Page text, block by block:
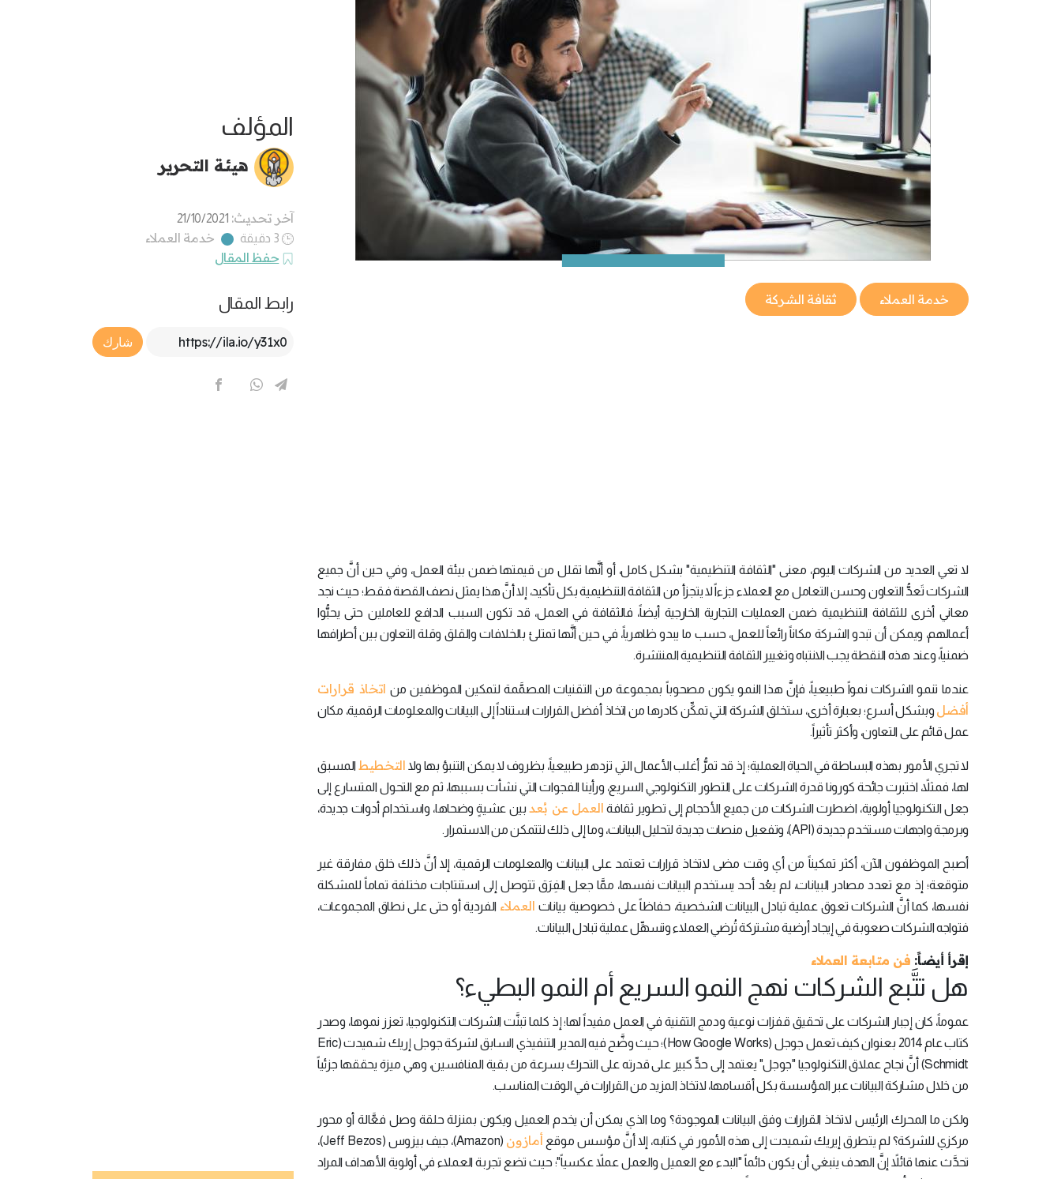
خدمة العملاء ثقافة الشركة
لا تعي العديد من الشركات اليوم، معنى "الثقافة التنظيمية" بشكل كامل، أو أنَّها تقلل من قيمتها ضمن بيئة العمل، وفي حين أنَّ جميع
الشركات تَعدُّ التعاون وحسن التعامل مع العملاء جزءاً لا يتجزأ من الثقافة التنظيمية بكل تأكيد، إلا أنَّ هذا يمثل نصف القصة فقط؛ حيث نجد
معاني أخرى للثقافة التنظيمية ضمن العمليات التجارية الخارجية أيضاً، فالثقافة في العمل، قد تكون السبب الدافع للعاملين حتى يحبُّوا
أعمالهم، ويمكن أن تبدو الشركة مكاناً رائعاً للعمل، حسب ما يبدو ظاهرياً، في حين أنَّها تمتلئ بالخلافات والقلق وقلة التعاون بين أطرافها
ضمنياً، وعند هذه النقطة يجب الانتباه وتغيير الثقافة التنظيمية المنتشرة.
المؤلف
هيئة التحرير
آخر تحديث: 21/10/2021
3 دقيقة
خدمة العملاء
حفظ المقال
رابط المقال
Article Link
شارك
عندما تنمو الشركات نمواً طبيعياً، فإنَّ هذا النمو يكون مصحوباً بمجموعة من التقنيات المصمَّمة لتمكين الموظفين من اتخاذ قرارات
أفضل وبشكل أسرع؛ بعبارة أخرى، ستخلق الشركة التي تمكِّن كادرها من اتخاذ أفضل القرارات استناداً إلى البيانات والمعلومات الرقمية، مكان
عمل قائم على التعاون، وأكثر تأثيراً.
لا تجري الأمور بهذه البساطة في الحياة العملية؛ إذ قد تمرُّ أغلب الأعمال التي تزدهر طبيعياً، بظروف لا يمكن التنبؤ بها ولا التخطيط المسبق
لها، فمثلاً، اختبرت جائحة كورونا قدرة الشركات على التطور التكنولوجي السريع، ورأينا الفجوات التي نشأت بسببها، ثم مع التحول المتسارع إلى
جعل التكنولوجيا أولوية، اضطرت الشركات من جميع الأحجام إلى تطوير ثقافة العمل عن بُعدبين عشيةٍ وضحاها، واستخدام أدوات جديدة،
وبرمجة واجهات مستخدم جديدة (API)، وتفعيل منصات جديدة لتحليل البيانات، وما إلى ذلك لتتمكن من الاستمرار.
أصبح الموظفون الآن، أكثر تمكيناً من أي وقت مضى لاتخاذ قرارات تعتمد على البيانات والمعلومات الرقمية، إلا أنَّ ذلك خلق مفارقة غير
متوقعة؛ إذ مع تعدد مصادر البيانات، لم يعُد أحد يستخدم البيانات نفسها، ممَّا جعل الفِرَق تتوصل إلى استنتاجات مختلفة تماماً للمشكلة
نفسها، كما أنَّ الشركات تعوق عملية تبادل البيانات الشخصية، حفاظاً على خصوصية بيانات العملاء الفردية أو حتى على نطاق المجموعات،
فتواجه الشركات صعوبة في إيجاد أرضية مشتركة تُرضي العملاء وتسهِّل عملية تبادل البيانات.
إقرأ أيضاً: فن متابعة العملاء
هل تتَّبع الشركات نهج النمو السريع أم النمو البطيء؟
عموماً، كان إجبار الشركات على تحقيق قفزات نوعية ودمج التقنية في العمل مفيداً لها؛ إذ كلما تبنَّت الشركات التكنولوجيا، تعزز نموها، وصدر
كتاب عام 2014 بعنوان كيف تعمل جوجل (How Google Works)؛ حيث وضَّح فيه المدير التنفيذي السابق لشركة جوجل إريك شميدت (Eric
Schmidt) أنَّ نجاح عملاق التكنولوجيا "جوجل" يعتمد إلى حدٍّ كبير على قدرته على التحرك بسرعة من بقية المنافسين، وهي ميزة يحققها جزئياً
من خلال مشاركة البيانات عبر المؤسسة بكل أقسامها، لاتخاذ المزيد من القرارات في الوقت المناسب.
ولكن ما المحرك الرئيس لاتخاذ القرارات وفق البيانات الموجودة؟ وما الذي يمكن أن يخدم العميل ويكون بمنزلة حلقة وصل فعَّالة أو محور
مركزي للشركة؟ لم يتطرق إيريك شميدت إلى هذه الأمور في كتابه، إلا أنَّ مؤسس موقع أمازون
(Amazon)، جيف بيزوس (Jeff Bezos)،
تحدَّث عنها قائلاً إنَّ الهدف ينبغي أن يكون دائماً "البدء مع العميل والعمل عملاً عكسياً"؛ حيث تضع تجربة العملاء في أولوية الأهداف المراد